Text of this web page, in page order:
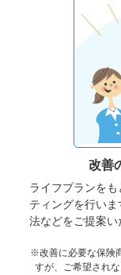
改善
ライフプランを
ティングを行い
法などをご提案い
※改善に必要な保険
すが、ご希望され